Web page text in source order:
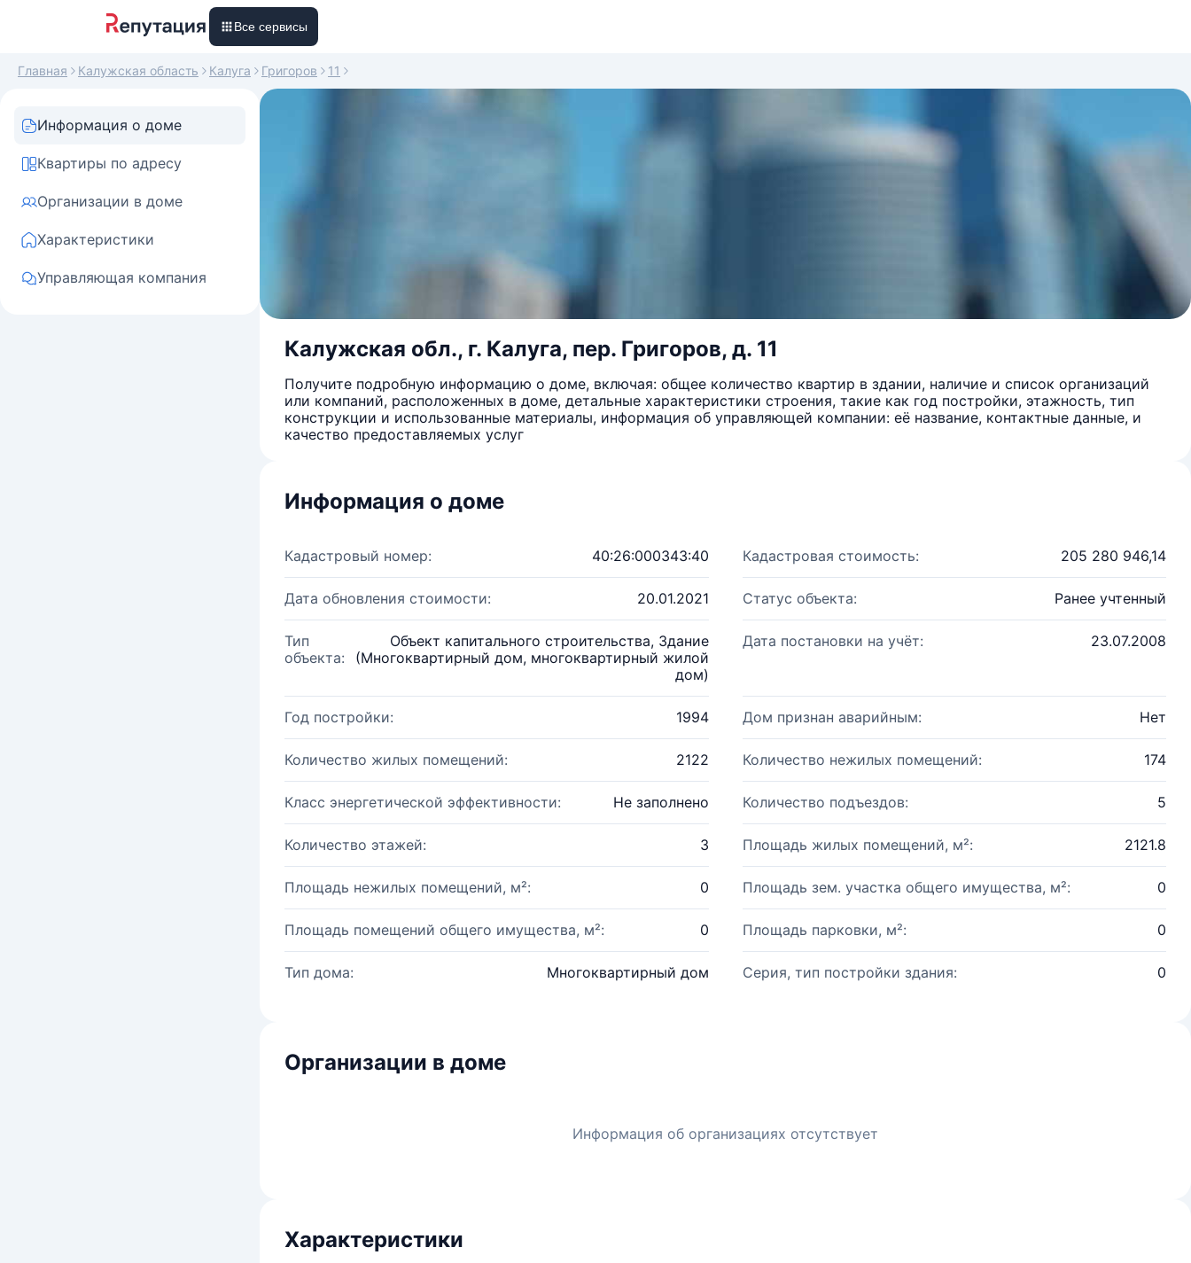
Все сервисы
Главная Калужская область Калуга Григоров 11
Информация о доме
Квартиры по адресу
Организации в доме
Характеристики
Управляющая компания
Калужская обл., г. Калуга, пер. Григоров, д. 11
Получите подробную информацию о доме, включая: общее количество квартир в здании, наличие и список организаций
или компаний, расположенных в доме, детальные характеристики строения, такие как год постройки, этажность, тип
конструкции и использованные материалы, информация об управляющей компании: её название, контактные данные, и
качество предоставляемых услуг
Информация о доме
Кадастровый номер: 40:26:000343:40 Кадастровая стоимость: 205 280 946,14
Дата обновления стоимости: 20.01.2021 Статус объекта: Ранее учтенный
Тип
объекта:
Объект капитального строительства, Здание
(Многоквартирный дом, многоквартирный жилой
дом)
Дата постановки на учёт: 23.07.2008
Год постройки: 1994 Дом признан аварийным: Нет
Количество жилых помещений: 2122 Количество нежилых помещений: 174
Класс энергетической эффективности: Не заполнено Количество подъездов: 5
Количество этажей: 3 Площадь жилых помещений, м²: 2121.8
Площадь нежилых помещений, м²: 0 Площадь зем. участка общего имущества, м²: 0
Площадь помещений общего имущества, м²: 0 Площадь парковки, м²: 0
Тип дома: Многоквартирный дом Серия, тип постройки здания: 0
Организации в доме
Информация об организациях отсутствует
Характеристики